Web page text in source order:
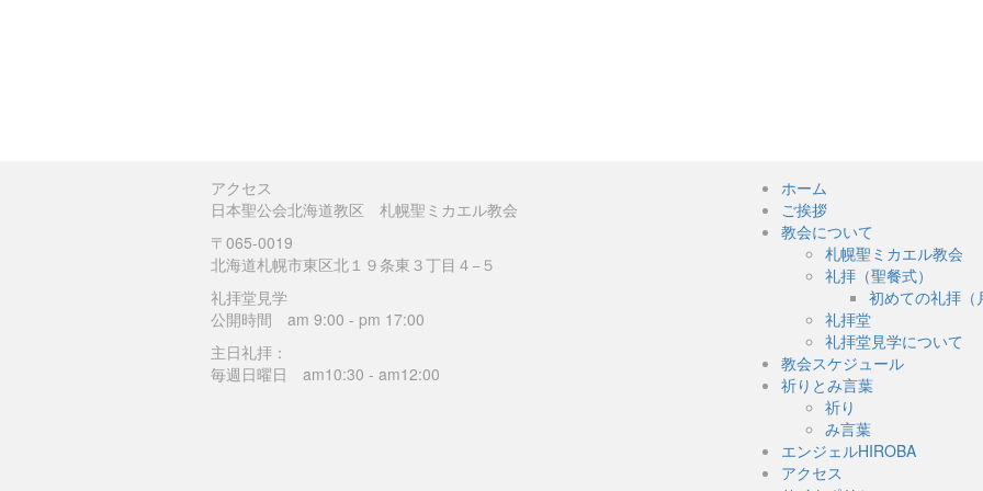
アクセス
日本聖公会北海道教区 札幌聖ミカエル教会
〒065-0019
北海道札幌市東区北１９条東３丁目４−５
礼拝堂見学
公開時間 am 9:00 - pm 17:00
主日礼拝：
毎週日曜日 am10:30 - am12:00
ホーム
ご挨拶
教会について
札幌聖ミカエル教会
礼拝（聖餐式）
初めての礼拝（
礼拝堂
礼拝堂見学について
教会スケジュール
祈りとみ言葉
祈り
み言葉
エンジェルHIROBA
アクセス